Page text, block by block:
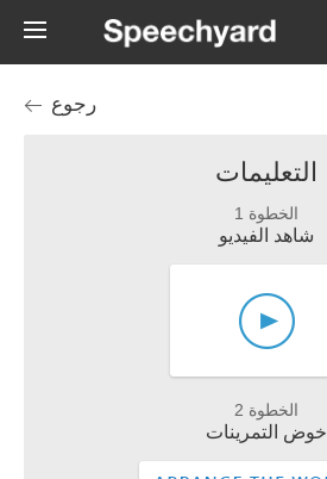
رجوع
التعليمات
الخطوة 1
شاهد الفيديو
الخطوة 2
خوض التمرينات